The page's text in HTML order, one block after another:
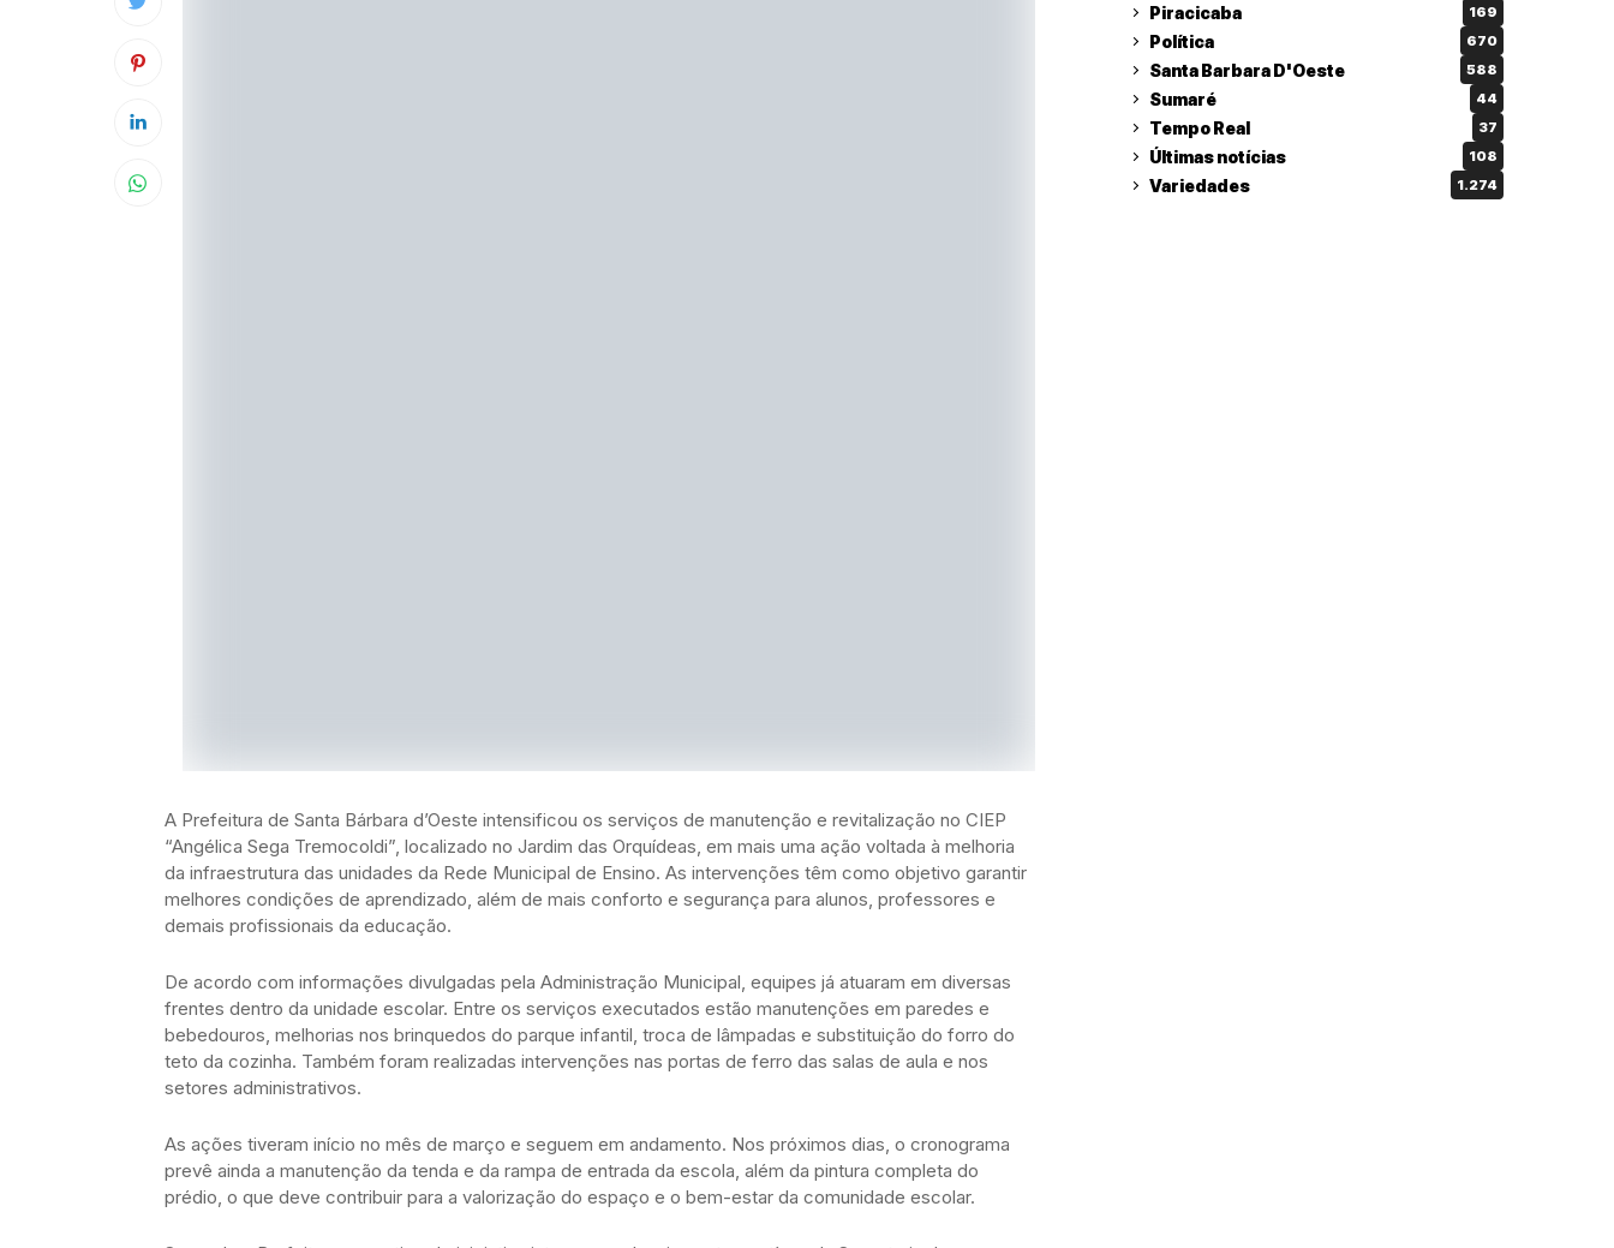
A Prefeitura de Santa Bárbara d’Oeste intensificou os serviços de manutenção e revitalização no CIEP
“Angélica Sega Tremocoldi”, localizado no Jardim das Orquídeas, em mais uma ação voltada à melhoria
da infraestrutura das unidades da Rede Municipal de Ensino. As intervenções têm como objetivo garantir
melhores condições de aprendizado, além de mais conforto e segurança para alunos, professores e
demais profissionais da educação.
De acordo com informações divulgadas pela Administração Municipal, equipes já atuaram em diversas
frentes dentro da unidade escolar. Entre os serviços executados estão manutenções em paredes e
bebedouros, melhorias nos brinquedos do parque infantil, troca de lâmpadas e substituição do forro do
teto da cozinha. Também foram realizadas intervenções nas portas de ferro das salas de aula e nos
setores administrativos.
As ações tiveram início no mês de março e seguem em andamento. Nos próximos dias, o cronograma
prevê ainda a manutenção da tenda e da rampa de entrada da escola, além da pintura completa do
prédio, o que deve contribuir para a valorização do espaço e o bem-estar da comunidade escolar.
Piracicaba 169
Política 670
Santa Barbara D'Oeste 588
Sumaré 44
Tempo Real 37
Últimas notícias 108
Variedades 1.274